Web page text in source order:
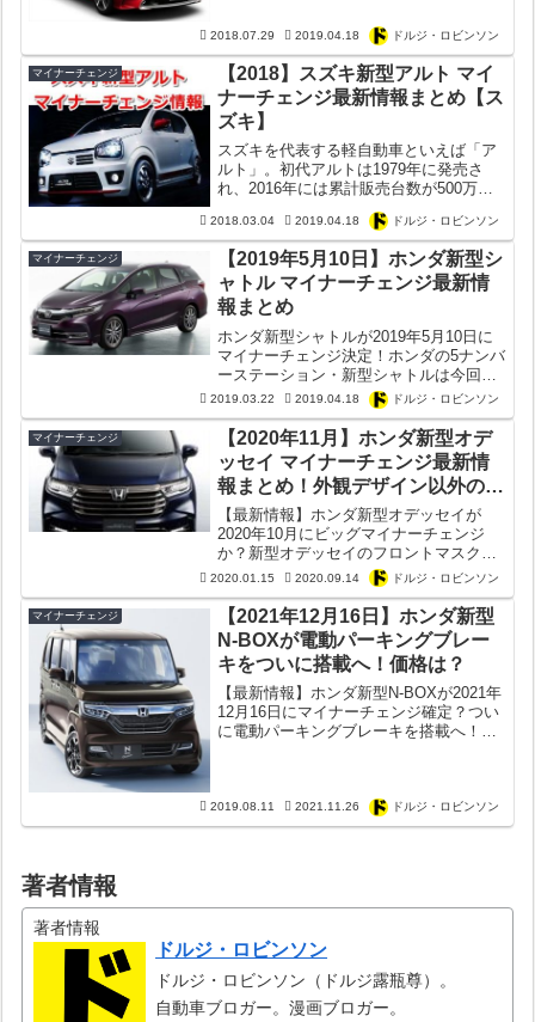
に運動性能が高い。ただ発売から既に4年
が経過してる...
2018.07.29 2019.04.18 ドルジ・ロビンソン
マイナーチェンジ
【2018】スズキ新型アルト マイ
ナーチェンジ最新情報まとめ【ス
ズキ】
スズキを代表する軽自動車といえば「ア
ルト」。初代アルトは1979年に発売さ
れ、2016年には累計販売台数が500万台
を突破した人気車種。アルトとミラの販
売推移の比較記事も書いたこともありま
す。アルトは2014年にフルモデルチェン
ジして以来、...
2018.03.04 2019.04.18 ドルジ・ロビンソン
マイナーチェンジ
【2019年5月10日】ホンダ新型シ
ャトル マイナーチェンジ最新情
報まとめ
ホンダ新型シャトルが2019年5月10日に
マイナーチェンジ決定！ホンダの5ナンバ
ーステーション・新型シャトルは今回の
マイナーチェンジでどう進化するのか？
2019.03.22 2019.04.18 ドルジ・ロビンソン
マイナーチェンジ
【2020年11月】ホンダ新型オデ
ッセイ マイナーチェンジ最新情
報まとめ！外観デザイン以外の変
更点は？内装がヤバい？
【最新情報】ホンダ新型オデッセイが
2020年10月にビッグマイナーチェンジ
か？新型オデッセイのフロントマスクが
「アルファード風」に変化？新型オデッ
セイのマイナーチェンジ最新情報を徹底
解説！
2020.01.15 2020.09.14 ドルジ・ロビンソン
マイナーチェンジ
【2021年12月16日】ホンダ新型
N-BOXが電動パーキングブレー
キをついに搭載へ！価格は？
【最新情報】ホンダ新型N-BOXが2021年
12月16日にマイナーチェンジ確定？つい
に電動パーキングブレーキを搭載へ！価
2019.08.11 2021.11.26 ドルジ・ロビンソン
著者情報
著者情報
ドルジ・ロビンソン
ドルジ・ロビンソン（ドルジ露瓶尊）。
自動車ブロガー。漫画ブロガー。